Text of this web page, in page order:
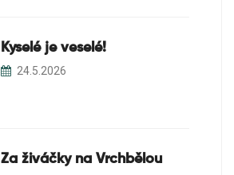
Kyselé je veselé!
24.5.2026
Za živáčky na Vrchbělou